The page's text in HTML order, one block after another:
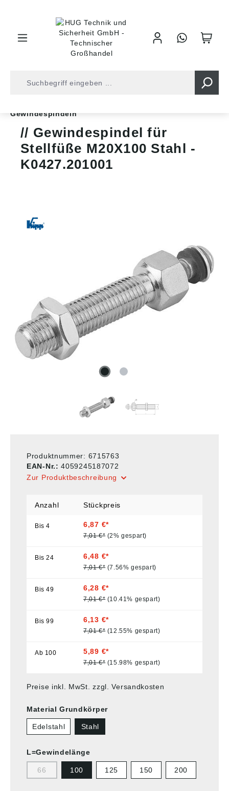
Gewindespindeln
Gewindespindel für
Stellfüße M20X100 Stahl -
K0427.201001
Produktnummer: 6715763
EAN-Nr.:4059245187072
Zur Produktbeschreibung
Anzahl Stückpreis
Bis4 6,87 €*
7,01 €* (2% gespart)
Bis24 6,48 €*
7,01 €* (7.56% gespart)
Bis49 6,28 €*
7,01 €* (10.41% gespart)
Bis99 6,13 €*
7,01 €* (12.55% gespart)
Ab 100 5,89 €*
7,01 €* (15.98% gespart)
Preise inkl. MwSt. zzgl. Versandkosten
Material Grundkörper
Edelstahl Stahl
L=Gewindelänge
66 100 125 150 200